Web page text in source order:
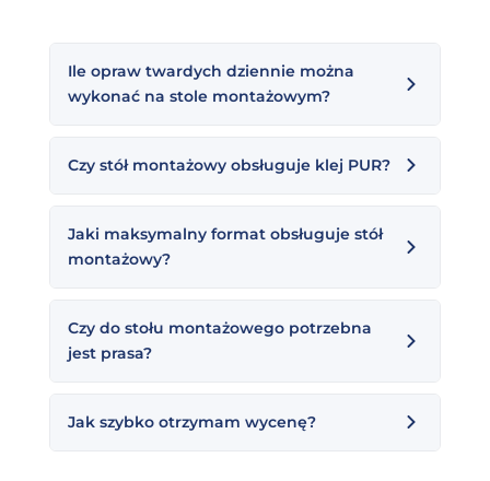
Ile opraw twardych dziennie można
wykonać na stole montażowym?
Czy stół montażowy obsługuje klej PUR?
Jaki maksymalny format obsługuje stół
montażowy?
Czy do stołu montażowego potrzebna
jest prasa?
Jak szybko otrzymam wycenę?